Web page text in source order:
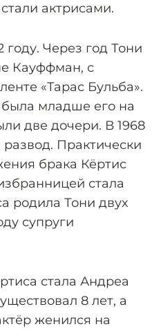
актрисами.
году. Через год Тони
Кауффман, с
«Тарас Бульба».
младше его на
две дочери. В 1968
Практически
брака Кёртис
стала
родила Тони двух
супруги
стала Андреа
8 лет, а
женился на